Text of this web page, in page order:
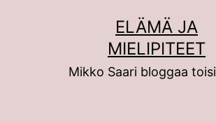
ELÄMÄ JA
MIELIPITEET
Mikko Saari bloggaa